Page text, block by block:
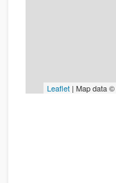
Leaflet | Map data ©